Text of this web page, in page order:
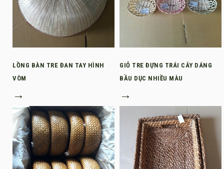
LỒNG BÀN TRE ĐAN TAY HÌNH
VÒM
→
GIỎ TRE ĐỰNG TRÁI CÂY DÁNG
BẦU DỤC NHIỀU MÀU
→